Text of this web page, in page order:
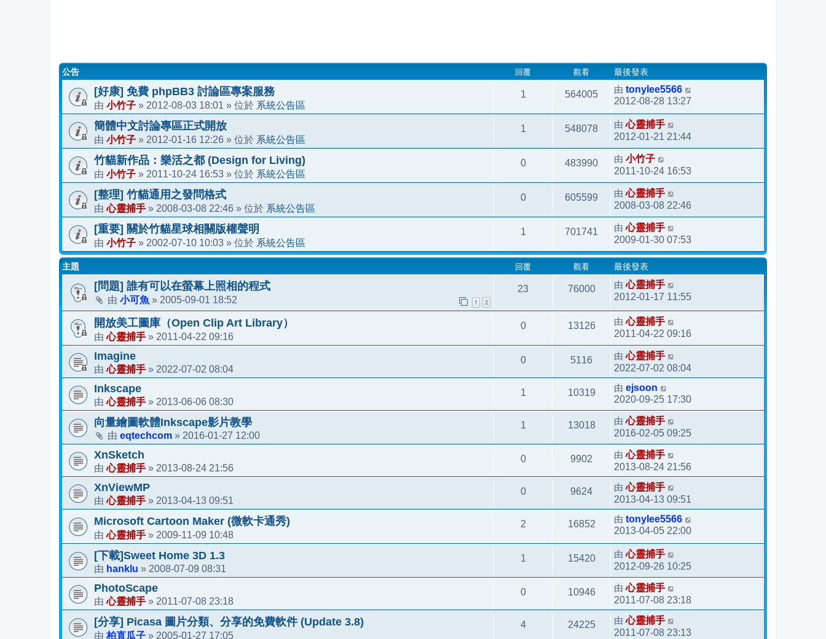
公告 回覆 觀看 最後發表
[好康] 免費 phpBB3 討論區專案服務
由 小竹子 » 2012-08-03 18:01 » 位於 系統公告區
1 564005 由 tonylee5566
2012-08-28 13:27
簡體中文討論專區正式開放
由 小竹子 » 2012-01-16 12:26 » 位於 系統公告區
1 548078 由心靈捕手
2012-01-21 21:44
竹貓新作品：樂活之都 (Design for Living)
由 小竹子 » 2011-10-24 16:53 » 位於 系統公告區
0 483990 由 小竹子
2011-10-24 16:53
[整理] 竹貓通用之發問格式
由心靈捕手 » 2008-03-08 22:46 » 位於 系統公告區
0 605599 由心靈捕手
2008-03-08 22:46
[重要] 關於竹貓星球相關版權聲明
由 小竹子 » 2002-07-10 10:03 » 位於 系統公告區
1 701741 由心靈捕手
2009-01-30 07:53
主題 回覆 觀看 最後發表
[問題] 誰有可以在螢幕上照相的程式
由 小可魚 » 2005-09-01 18:52 1 2
23 76000 由心靈捕手
2012-01-17 11:55
開放美工圖庫（Open Clip Art Library）
由心靈捕手 » 2011-04-22 09:16
0 13126 由心靈捕手
2011-04-22 09:16
Imagine
由心靈捕手 » 2022-07-02 08:04
0 5116 由心靈捕手
2022-07-02 08:04
Inkscape
由心靈捕手 » 2013-06-06 08:30
1 10319 由 ejsoon
2020-09-25 17:30
向量繪圖軟體Inkscape影片教學
由 eqtechcom » 2016-01-27 12:00
1 13018 由心靈捕手
2016-02-05 09:25
XnSketch
由心靈捕手 » 2013-08-24 21:56
0 9902 由心靈捕手
2013-08-24 21:56
XnViewMP
由心靈捕手 » 2013-04-13 09:51
0 9624 由心靈捕手
2013-04-13 09:51
Microsoft Cartoon Maker (微軟卡通秀)
由心靈捕手 » 2009-11-09 10:48
2 16852 由 tonylee5566
2013-04-05 22:00
[下載]Sweet Home 3D 1.3
由 hanklu » 2008-07-09 08:31
1 15420 由心靈捕手
2012-09-26 10:25
PhotoScape
由心靈捕手 » 2011-07-08 23:18
0 10946 由心靈捕手
2011-07-08 23:18
[分享] Picasa 圖片分類、分享的免費軟件 (Update 3.8)
由柏直瓜子 » 2005-01-27 17:05
4 24225 由心靈捕手
2011-07-08 23:13